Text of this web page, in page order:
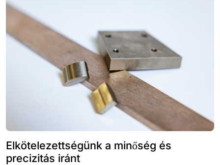
Elkötelezettségünk a minőség és
precizitás iránt